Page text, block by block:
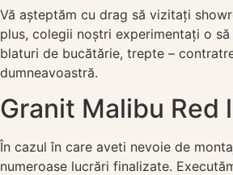
Vă așteptăm cu drag să vizitați
plus, colegii noștri experimentați o
blaturi de bucătărie, trepte –
dumneavoastră.
Granit Malibu Red
În cazul în care aveti nevoie de
numeroase lucrări finalizate.